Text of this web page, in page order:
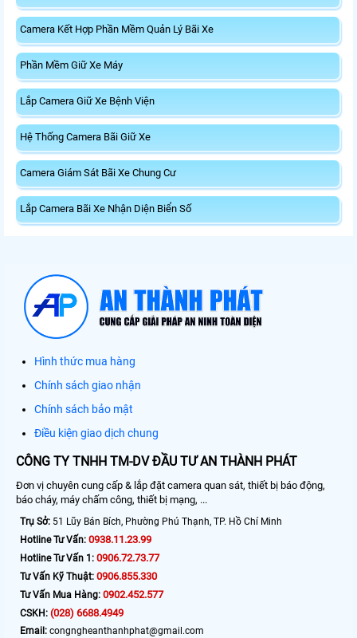
Camera Kết Hợp Phần Mềm Quản Lý Bãi Xe
Phần Mềm Giữ Xe Máy
Lắp Camera Giữ Xe Bệnh Viện
Hệ Thống Camera Bãi Giữ Xe
Camera Giám Sát Bãi Xe Chung Cư
Lắp Camera Bãi Xe Nhận Diện Biển Số
Hình thức mua hàng
Chính sách giao nhận
Chính sách bảo mật
Điều kiện giao dịch chung
CÔNG TY TNHH TM-DV ĐẦU TƯ AN THÀNH PHÁT
Đơn vị chuyên cung cấp & lắp đặt camera quan sát, thiết bị báo động,
báo cháy, máy chấm công, thiết bị mạng, ...
Trụ Sở: 51 Lũy Bán Bích, Phường Phú Thạnh, TP. Hồ Chí Minh
Hotline Tư Vấn: 0938.11.23.99
Hotline Tư Vấn 1: 0906.72.73.77
Tư Vấn Kỹ Thuật: 0906.855.330
Tư Vấn Mua Hàng: 0902.452.577
CSKH: (028) 6688.4949
Email: congngheanthanhphat@gmail.com